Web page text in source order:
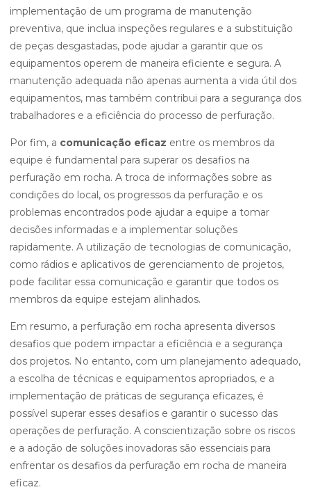
implementação de um programa de manutenção
preventiva, que inclua inspeções regulares e a substituição
de peças desgastadas, pode ajudar a garantir que os
equipamentos operem de maneira eficiente e segura. A
manutenção adequada não apenas aumenta a vida útil dos
equipamentos, mas também contribui para a segurança dos
trabalhadores e a eficiência do processo de perfuração.
Por fim, a comunicação eficaz entre os membros da
equipe é fundamental para superar os desafios na
perfuração em rocha. A troca de informações sobre as
condições do local, os progressos da perfuração e os
problemas encontrados pode ajudar a equipe a tomar
decisões informadas e a implementar soluções
rapidamente. A utilização de tecnologias de comunicação,
como rádios e aplicativos de gerenciamento de projetos,
pode facilitar essa comunicação e garantir que todos os
membros da equipe estejam alinhados.
Em resumo, a perfuração em rocha apresenta diversos
desafios que podem impactar a eficiência e a segurança
dos projetos. No entanto, com um planejamento adequado,
a escolha de técnicas e equipamentos apropriados, e a
implementação de práticas de segurança eficazes, é
possível superar esses desafios e garantir o sucesso das
operações de perfuração. A conscientização sobre os riscos
e a adoção de soluções inovadoras são essenciais para
enfrentar os desafios da perfuração em rocha de maneira
eficaz.